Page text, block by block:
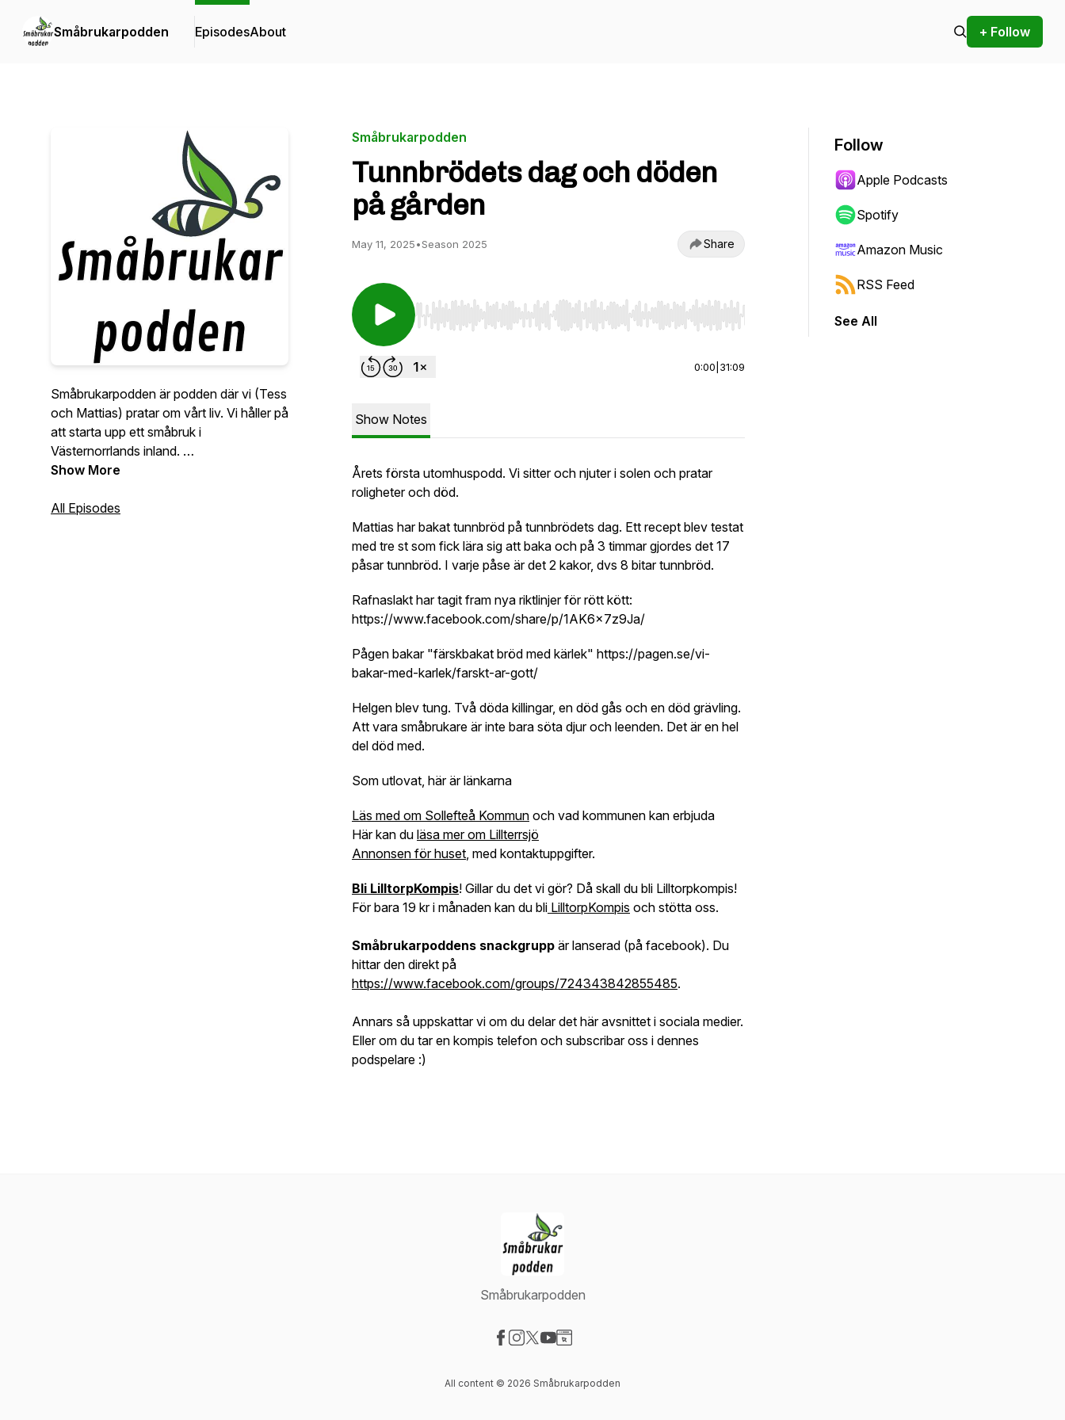
Småbrukarpodden EpisodesAbout + Follow
Småbrukarpodden är podden där vi (Tess
och Mattias) pratar om vårt liv. Vi håller på
att starta upp ett småbruk i
Västernorrlands inland.
.
som möjligt med fokus på
Show More
All Episodes
Småbrukarpodden
Tunnbrödets dag och döden
på gården
May 11, 2025•Season 2025 Share
Use Left/Right to seek, Home/End to jump to start or end. Hold shift to jump forward or backward.
0:00 31:09
Show Notes
Årets första utomhuspodd. Vi sitter och njuter i solen och pratar
roligheter och död.
Mattias har bakat tunnbröd på tunnbrödets dag. Ett recept blev testat
med tre st som fick lära sig att baka och på 3 timmar gjordes det 17
påsar tunnbröd. I varje påse är det 2 kakor, dvs 8 bitar tunnbröd.
Rafnaslakt har tagit fram nya riktlinjer för rött kött:
https://www.facebook.com/share/p/1AK6x7z9Ja/
Pågen bakar "färskbakat bröd med kärlek" https://pagen.se/vi-
bakar-med-karlek/farskt-ar-gott/
Helgen blev tung. Två döda killingar, en död gås och en död grävling.
Att vara småbrukare är inte bara söta djur och leenden. Det är en hel
del död med.
Som utlovat, här är länkarna
Läs med om Sollefteå Kommun och vad kommunen kan erbjuda
Här kan du läsa mer om Lillterrsjö
Annonsen för huset, med kontaktuppgifter.
Bli LilltorpKompis! Gillar du det vi gör? Då skall du bli Lilltorpkompis!
För bara 19 kr i månaden kan du bli LilltorpKompis och stötta oss.
Småbrukarpoddens snackgrupp är lanserad (på facebook). Du
hittar den direkt på
https://www.facebook.com/groups/724343842855485.
Annars så uppskattar vi om du delar det här avsnittet i sociala medier.
Eller om du tar en kompis telefon och subscribar oss i dennes
podspelare :)
Follow
Apple Podcasts
Spotify
Amazon Music
RSS Feed
See All
Småbrukarpodden
All content © 2026 Småbrukarpodden